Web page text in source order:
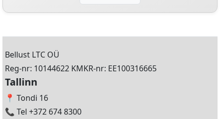
Bellust LTC OÜ
Reg-nr: 10144622 KMKR-nr: EE100316665
Tallinn
📍 Tondi 16
📞 Tel +372 674 8300